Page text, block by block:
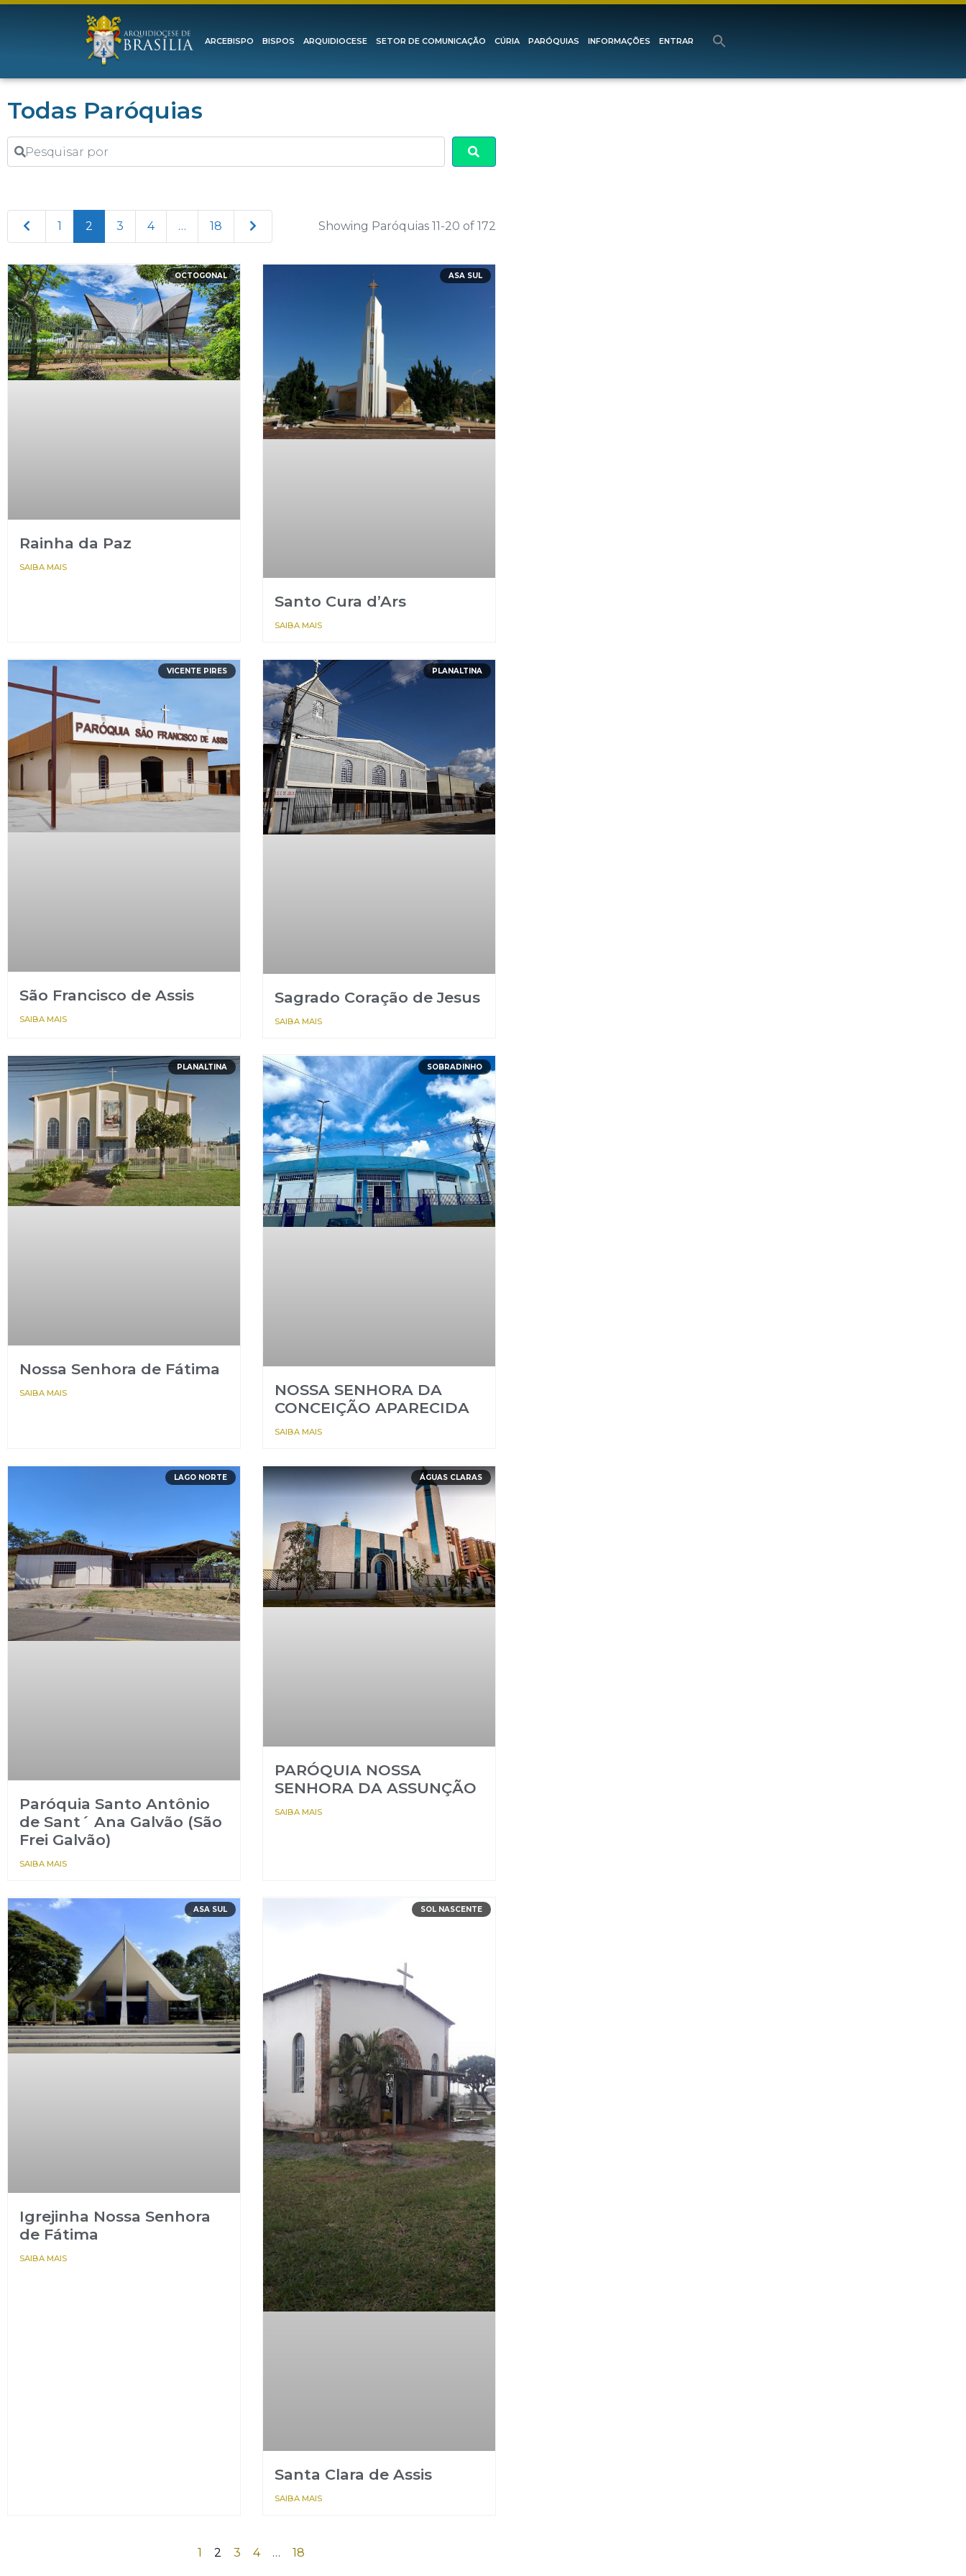
ARCEBISPO BISPOS ARQUIDIOCESE SETOR DE COMUNICAÇÃO CÚRIA PARÓQUIAS INFORMAÇÕES ENTRAR
Todas Paróquias
Pesquisar por
Newer posts
1 2 3 4 … 18 Older posts Showing Paróquias 11-20 of 172
OCTOGONAL
Rainha da Paz
SAIBA MAIS
ASA SUL
Santo Cura d’Ars
SAIBA MAIS
VICENTE PIRES
São Francisco de Assis
SAIBA MAIS
PLANALTINA
Sagrado Coração de Jesus
SAIBA MAIS
PLANALTINA
Nossa Senhora de Fátima
SAIBA MAIS
SOBRADINHO
NOSSA SENHORA DA
CONCEIÇÃO APARECIDA
SAIBA MAIS
LAGO NORTE
Paróquia Santo Antônio
de Sant´ Ana Galvão (São
Frei Galvão)
SAIBA MAIS
ÁGUAS CLARAS
PARÓQUIA NOSSA
SENHORA DA ASSUNÇÃO
SAIBA MAIS
ASA SUL
Igrejinha Nossa Senhora
de Fátima
SAIBA MAIS
SOL NASCENTE
Santa Clara de Assis
SAIBA MAIS
1 2 3 4 … 18